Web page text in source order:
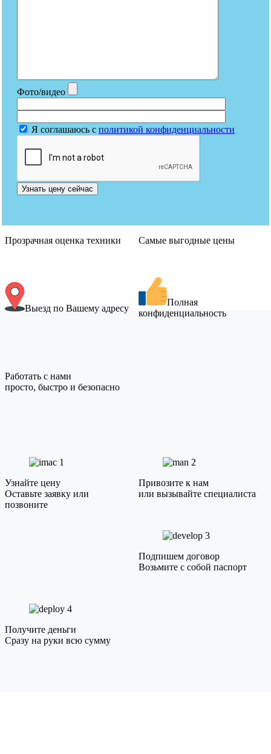
Фото/видео
Я соглашаюсь с политикой конфиденциальности
Узнать цену сейчас
Прозрачная оценка техники Самые выгодные цены
Выезд по Вашему адресу
Полная
конфиденциальность
Работать с нами
просто, быстро и безопасно
1
Узнайте цену
Оставьте заявку или
позвоните
2
Привозите к нам
или вызывайте специалиста
3
Подпишем договор
Возьмите с собой паспорт
4
Получите деньги
Сразу на руки всю сумму